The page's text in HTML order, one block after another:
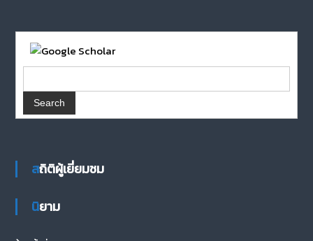
สถิติผู้เยี่ยมชม
นิยาม